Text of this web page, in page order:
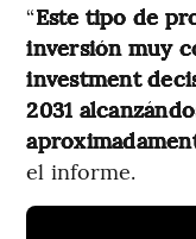
“Este tipo de
inversión muy
investment
2031
el informe.